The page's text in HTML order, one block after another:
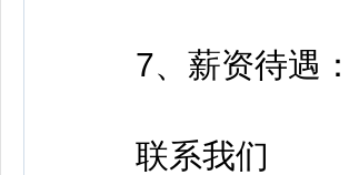
7、薪资待遇：
联系我们